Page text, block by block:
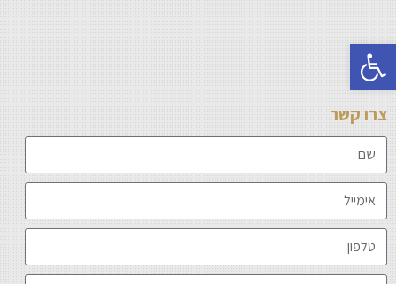
פתח סרגל נגישות
צרו קשר